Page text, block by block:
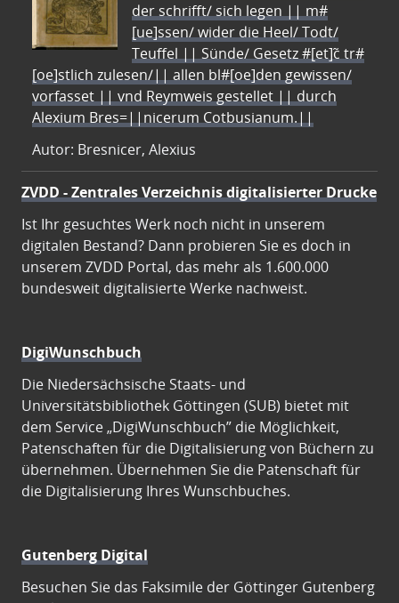
der schrifft/ sich legen || m#
[ue]ssen/ wider die Heel/ Todt/
Teuffel || Sünde/ Gesetz #[et]c̃ tr#
[oe]stlich zulesen/|| allen bl#[oe]den gewissen/
vorfasset || vnd Reymweis gestellet || durch
Alexium Bres=||nicerum Cotbusianum.||
Autor: Bresnicer, Alexius
ZVDD - Zentrales Verzeichnis digitalisierter Drucke
Ist Ihr gesuchtes Werk noch nicht in unserem
digitalen Bestand? Dann probieren Sie es doch in
unserem ZVDD Portal, das mehr als 1.600.000
bundesweit digitalisierte Werke nachweist.
DigiWunschbuch
Die Niedersächsische Staats- und
Universitätsbibliothek Göttingen (SUB) bietet mit
dem Service „DigiWunschbuch” die Möglichkeit,
Patenschaften für die Digitalisierung von Büchern zu
übernehmen. Übernehmen Sie die Patenschaft für
die Digitalisierung Ihres Wunschbuches.
Gutenberg Digital
Besuchen Sie das Faksimile der Göttinger Gutenberg